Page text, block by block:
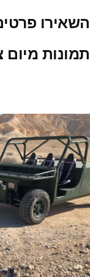
השאירו
תמונות מיום